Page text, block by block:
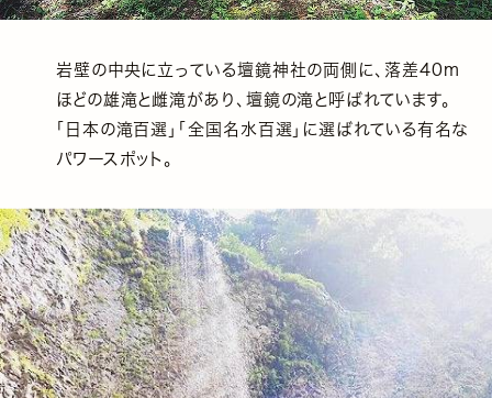
岩壁の中央に立っている壇鏡神社の両側に、落差40m
ほどの雄滝と雌滝があり、壇鏡の滝と呼ばれています。
「日本の滝百選」「全国名水百選」に選ばれている有名な
パワースポット。